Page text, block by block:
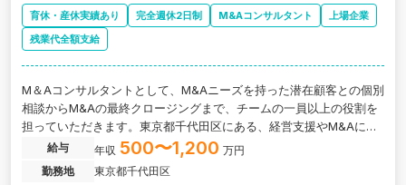
育休・産休実績あり 完全週休2日制 M&Aコンサルタント
上場企業
残業代全額支給
M＆Aコンサルタントとして、M&Aニーズを持った潜在顧客との個別
相談からM&Aの最終クロージングまで、チームの一員以上の役割を
担っていただきます。東京都千代田区にある、経営支援やM&Aに関
心のある方大歓迎のM&A仲介大手企業の求人です。
給与 年収 500〜1,200 万円
勤務地
東京都千代田区